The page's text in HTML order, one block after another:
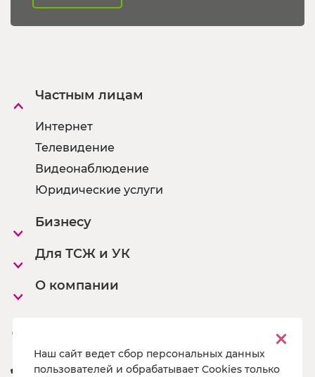
Частным лицам
Интернет
Телевидение
Видеонаблюдение
Юридические услуги
Бизнесу
Для ТСЖ и УК
О компании
8 800 222 55 19
Наш сайт ведет сбор персональных данных
пользователей и обрабатывает Cookies только